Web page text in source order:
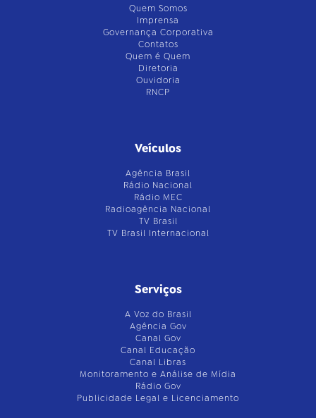
Quem Somos
Imprensa
Governança Corporativa
Contatos
Quem é Quem
Diretoria
Ouvidoria
RNCP
Veículos
Agência Brasil
Rádio Nacional
Rádio MEC
Radioagência Nacional
TV Brasil
TV Brasil Internacional
Serviços
A Voz do Brasil
Agência Gov
Canal Gov
Canal Educação
Canal Libras
Monitoramento e Análise de Mídia
Rádio Gov
Publicidade Legal e Licenciamento